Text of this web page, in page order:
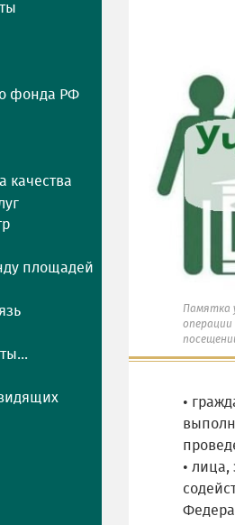
фонда РФ
качества
площадей
Памятка
операции
•
•